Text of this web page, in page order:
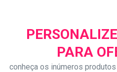
PARA
conheça os inúmeros